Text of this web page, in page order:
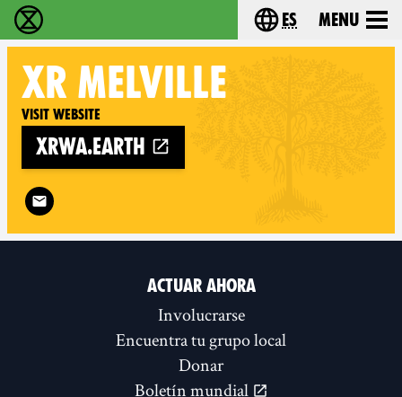
extinction rebellion - Home Choose your
es Menu
XR MELVILLE
Visit website
xrwa.earth
Follow XR Melville on
ACTUAR AHORA
Involucrarse
Encuentra tu grupo local
Donar
Boletín mundial